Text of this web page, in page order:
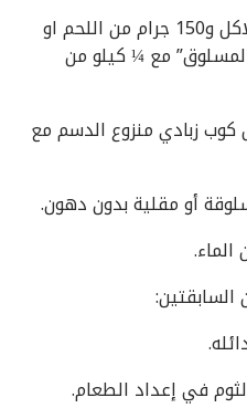
الغداء : 2 كوب من الماء قبل الاكل و150 جرام من اللحم او
مع ¼ كيلو من
كوب زبادي منزوع الدسم مع
السابقتين:
في إعداد الطعام.